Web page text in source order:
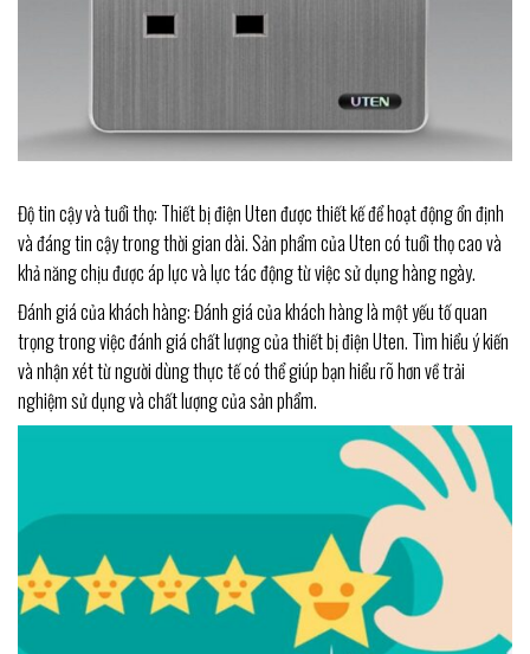
Độ tin cậy và tuổi thọ: Thiết bị điện Uten được thiết kế để hoạt động ổn định
và đáng tin cậy trong thời gian dài. Sản phẩm của Uten có tuổi thọ cao và
khả năng chịu được áp lực và lực tác động từ việc sử dụng hàng ngày.
Đánh giá của khách hàng: Đánh giá của khách hàng là một yếu tố quan
trọng trong việc đánh giá chất lượng của thiết bị điện Uten. Tìm hiểu ý kiến
và nhận xét từ người dùng thực tế có thể giúp bạn hiểu rõ hơn về trải
nghiệm sử dụng và chất lượng của sản phẩm.